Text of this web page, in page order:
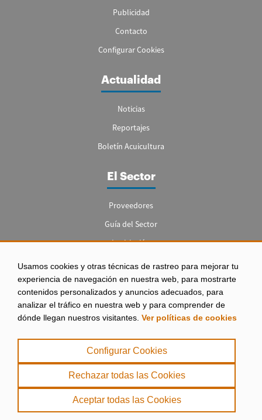
Usamos cookies y otras técnicas de rastreo para mejorar tu
experiencia de navegación en nuestra web, para mostrarte
contenidos personalizados y anuncios adecuados, para
analizar el tráfico en nuestra web y para comprender de
dónde llegan nuestros visitantes. Ver políticas de cookies
Configurar Cookies
Rechazar todas las Cookies
Aceptar todas las Cookies
Publicidad
Contacto
Configurar Cookies
Actualidad
Noticias
Reportajes
Boletín Acuicultura
El Sector
Proveedores
Guía del Sector
Legislación
Empleo
Aviso legal
|
Política de Privacidad
|
. misPeces Copyright 2000 - 2026. Todos los derechos reservados